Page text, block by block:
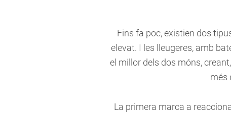
Fins fa poc, existien dos
elevat. I les lleugeres, amb
el millor dels dos móns,
més
La primera marca a